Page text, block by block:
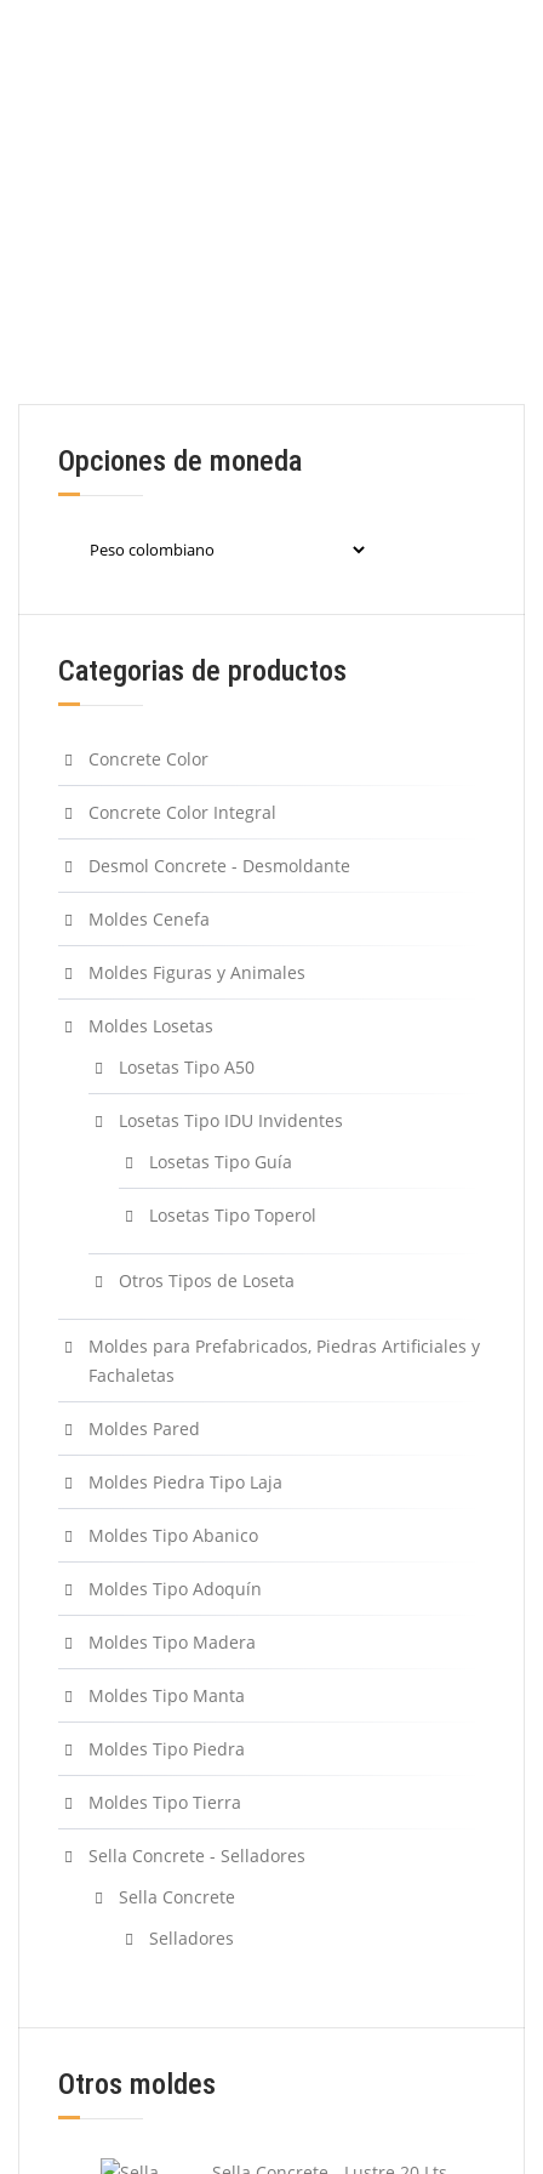
Opciones de moneda
Categorias de productos
Concrete Color
Concrete Color Integral
Desmol Concrete - Desmoldante
Moldes Cenefa
Moldes Figuras y Animales
Moldes Losetas
Losetas Tipo A50
Losetas Tipo IDU Invidentes
Losetas Tipo Guía
Losetas Tipo Toperol
Otros Tipos de Loseta
Moldes para Prefabricados, Piedras Artificiales y
Fachaletas
Moldes Pared
Moldes Piedra Tipo Laja
Moldes Tipo Abanico
Moldes Tipo Adoquín
Moldes Tipo Madera
Moldes Tipo Manta
Moldes Tipo Piedra
Moldes Tipo Tierra
Sella Concrete - Selladores
Sella Concrete
Selladores
Otros moldes